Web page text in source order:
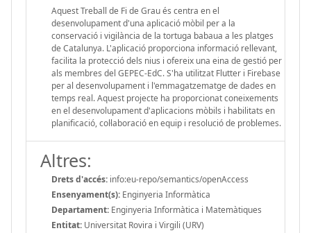
Aquest Treball de Fi de Grau és centra en el
desenvolupament d'una aplicació mòbil per a la
conservació i vigilància de la tortuga babaua a les platges
de Catalunya. L'aplicació proporciona informació rellevant,
facilita la protecció dels nius i ofereix una eina de gestió per
als membres del GEPEC-EdC. S'ha utilitzat Flutter i Firebase
per al desenvolupament i l'emmagatzematge de dades en
temps real. Aquest projecte ha proporcionat coneixements
en el desenvolupament d'aplicacions mòbils i habilitats en
planificació, col·laboració en equip i resolució de problemes.
Altres:
Drets d'accés: info:eu-repo/semantics/openAccess
Ensenyament(s): Enginyeria Informàtica
Departament: Enginyeria Informàtica i Matemàtiques
Entitat: Universitat Rovira i Virgili (URV)